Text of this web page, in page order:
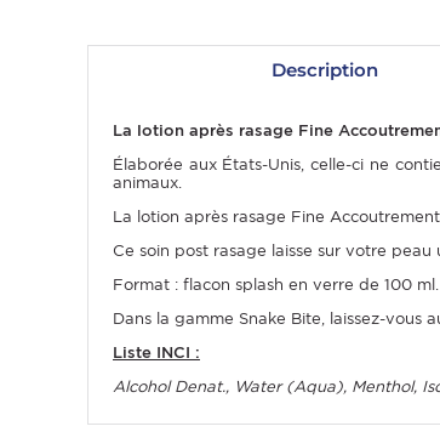
Description
La lotion après rasage Fine
Élaborée aux États-Unis, celle-ci ne
animaux.
La lotion après rasage Fine
Ce soin post rasage laisse sur votre
Format : flacon splash en verre de 100 ml.
Dans la gamme Snake Bite, laissez-vous
Liste INCI :
Alcohol Denat., Water (Aqua), Menthol,